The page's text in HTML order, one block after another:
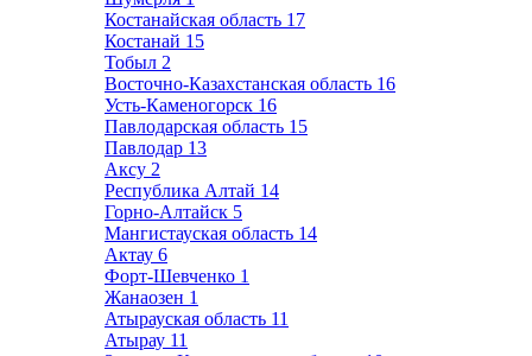
Костанайская область 17
Костанай 15
Тобыл 2
Восточно-Казахстанская область 16
Усть-Каменогорск 16
Павлодарская область 15
Павлодар 13
Аксу 2
Республика Алтай 14
Горно-Алтайск 5
Мангистауская область 14
Актау 6
Форт-Шевченко 1
Жанаозен 1
Атырауская область 11
Атырау 11